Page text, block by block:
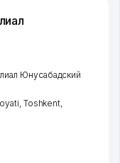
Юнусабадский
, Toshkent,